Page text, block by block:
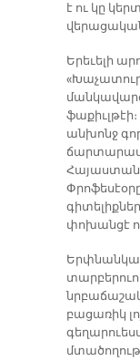
է ու կը
Երեւելի
անխոնջ
փոխանցէ
բացառիկ